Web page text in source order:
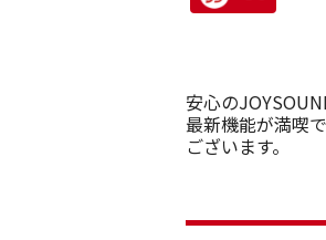
安心の
最新機能が満喫
ございます。